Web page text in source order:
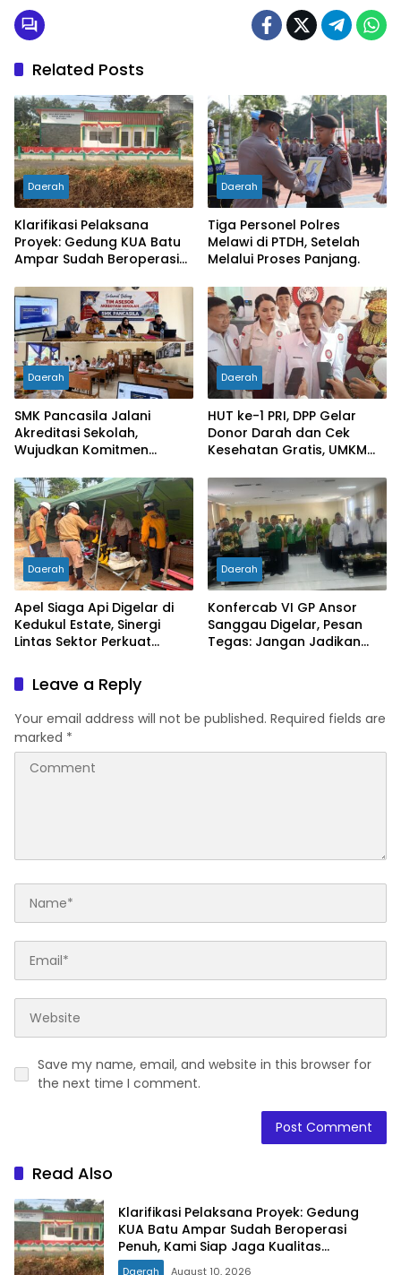
Related Posts
Daerah
Klarifikasi Pelaksana
Proyek: Gedung KUA Batu
Ampar Sudah Beroperasi
Kualitas Bangunan
Daerah
Tiga Personel Polres
Melawi di PTDH, Setelah
Melalui Proses Panjang.
Daerah
SMK Pancasila Jalani
Akreditasi Sekolah,
Wujudkan Komitmen
Pendidikan
Daerah
HUT ke-1 PRI, DPP Gelar
Donor Darah dan Cek
Kesehatan Gratis, UMKM
Daerah
Apel Siaga Api Digelar di
Kedukul Estate, Sinergi
Lintas Sektor Perkuat
Mukok
Daerah
Konfercab VI GP Ansor
Sanggau Digelar, Pesan
Tegas: Jangan Jadikan
Leave a Reply
Your email address will not be published. Required fields are
marked *
Save my name, email, and website in this browser for
the next time I comment.
Read Also
Klarifikasi Pelaksana Proyek: Gedung
KUA Batu Ampar Sudah Beroperasi
Penuh, Kami Siap Jaga Kualitas
Bangunan
Daerah August 10, 2026